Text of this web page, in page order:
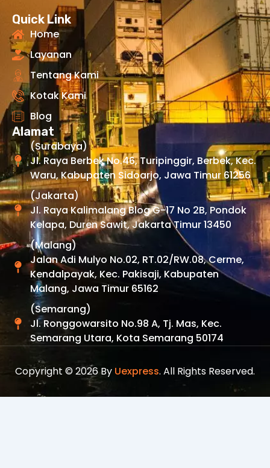
Quick Link
Home
Layanan
Tentang Kami
Kotak Kami
Blog
Alamat
(Surabaya)
Jl. Raya Berbek No.46, Turipinggir, Berbek, Kec.
Waru, Kabupaten Sidoarjo, Jawa Timur 61256
(Jakarta)
Jl. Raya Kalimalang Blog G-17 No 2B, Pondok
Kelapa, Duren Sawit, Jakarta Timur 13450
(Malang)
Jalan Adi Mulyo No.02, RT.02/RW.08, Cerme,
Kendalpayak, Kec. Pakisaji, Kabupaten
Malang, Jawa Timur 65162
(Semarang)
Jl. Ronggowarsito No.98 A, Tj. Mas, Kec.
Semarang Utara, Kota Semarang 50174
Copyright © 2026 By Uexpress. All Rights Reserved.